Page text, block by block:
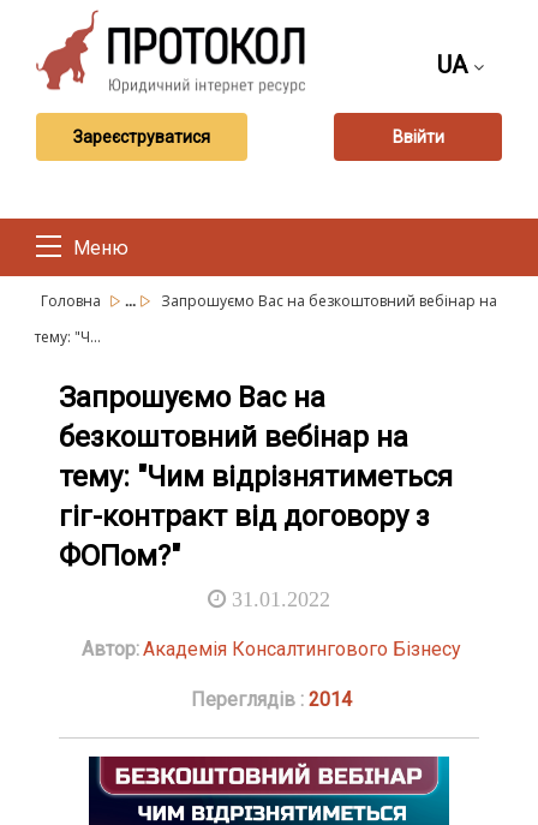
UA
Зареєструватися Ввійти
Меню
Головна ...
Запрошуємо Вас на безкоштовний вебінар на
тему: "Ч...
Запрошуємо Вас на
безкоштовний вебінар на
тему: "Чим відрізнятиметься
гіг-контракт від договору з
ФОПом?"
31.01.2022
Автор:Академія Консалтингового Бізнесу
Переглядів :2014